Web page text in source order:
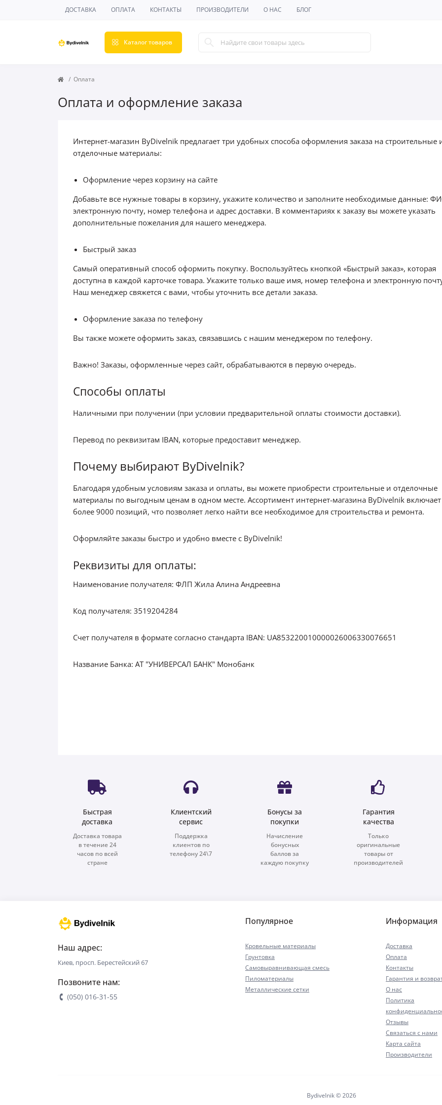
ДОСТАВКА ОПЛАТА КОНТАКТЫ ПРОИЗВОДИТЕЛИ О НАС БЛОГ
Каталог товаров
Оплата
Оплата и оформление заказа
Интернет-магазин ByDivelnik предлагает три удобных способа оформления заказа на строительные
отделочные материалы:
Оформление через корзину на сайте
Добавьте все нужные товары в корзину, укажите количество и заполните необходимые данные:
электронную почту, номер телефона и адрес доставки. В комментариях к заказу вы можете указать
дополнительные пожелания для нашего менеджера.
Быстрый заказ
Самый оперативный способ оформить покупку. Воспользуйтесь кнопкой «Быстрый заказ», которая
доступна в каждой карточке товара. Укажите только ваше имя, номер телефона и электронную
Наш менеджер свяжется с вами, чтобы уточнить все детали заказа.
Оформление заказа по телефону
Вы также можете оформить заказ, связавшись с нашим менеджером по телефону.
Важно! Заказы, оформленные через сайт, обрабатываются в первую очередь.
Способы оплаты
Наличными при получении (при условии предварительной оплаты стоимости доставки).
Перевод по реквизитам IBAN, которые предоставит менеджер.
Почему выбирают ByDivelnik?
Благодаря удобным условиям заказа и оплаты, вы можете приобрести строительные и отделочные
материалы по выгодным ценам в одном месте. Ассортимент интернет-магазина ByDivelnik включает
более 9000 позиций, что позволяет легко найти все необходимое для строительства и ремонта.
Оформляйте заказы быстро и удобно вместе с ByDivelnik!
Реквизиты для оплаты:
Наименование получателя: ФЛП Жила Алина Андреевна
Код получателя: 3519204284
Счет получателя в формате согласно стандарта IBAN: UA853220010000026006330076651
Название Банка: АТ "УНИВЕРСАЛ БАНК" Монобанк
Быстрая
доставка
Доставка товара
в течение 24
часов по всей
стране
Клиентский
сервис
Поддержка
клиентов по
телефону 24\7
Бонусы за
покупки
Начисление
бонусных
баллов за
каждую покупку
Гарантия
качества
Только
оригинальные
товары от
производителей
Наш адрес:
Киев, просп. Берестейский 67
Позвоните нам:
(050) 016-31-55
Популярное
Кровельные материалы
Грунтовка
Самовыравнивающая смесь
Пиломатериалы
Металлические сетки
Информация
Доставка
Оплата
Контакты
Гарантия и
О нас
Политика
Отзывы
Связаться с нами
Карта сайта
Производители
Bydivelnik © 2026